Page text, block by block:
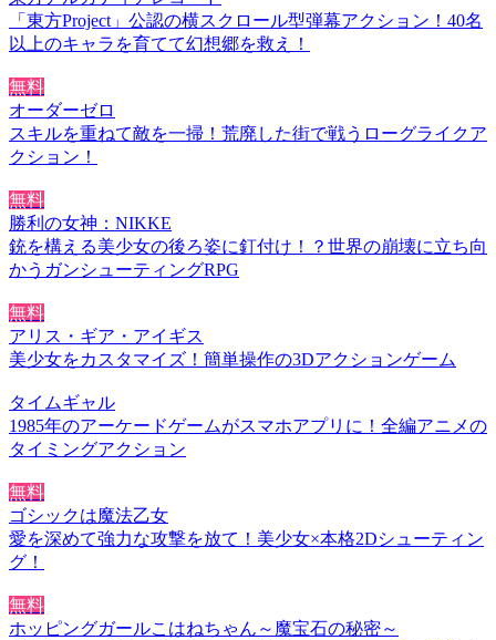
「東方Project」公認の横スクロール型弾幕アクション！40名
以上のキャラを育てて幻想郷を救え！
無料
オーダーゼロ
スキルを重ねて敵を一掃！荒廃した街で戦うローグライクア
クション！
無料
勝利の女神：NIKKE
銃を構える美少女の後ろ姿に釘付け！？世界の崩壊に立ち向
かうガンシューティングRPG
無料
アリス・ギア・アイギス
美少女をカスタマイズ！簡単操作の3Dアクションゲーム
タイムギャル
1985年のアーケードゲームがスマホアプリに！全編アニメの
タイミングアクション
無料
ゴシックは魔法乙女
愛を深めて強力な攻撃を放て！美少女×本格2Dシューティン
グ！
無料
ホッピングガールこはねちゃん～魔宝石の秘密～